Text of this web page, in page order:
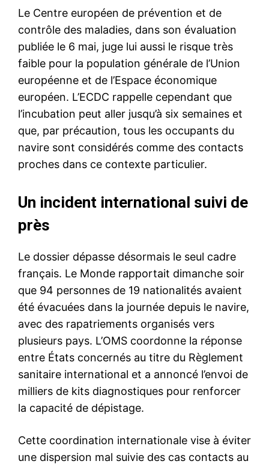
Le Centre européen de prévention et de
contrôle des maladies, dans son évaluation
publiée le 6 mai, juge lui aussi le risque très
faible pour la population générale de l’Union
européenne et de l’Espace économique
européen. L’ECDC rappelle cependant que
l’incubation peut aller jusqu’à six semaines et
que, par précaution, tous les occupants du
navire sont considérés comme des contacts
proches dans ce contexte particulier.
Un incident international suivi de
près
Le dossier dépasse désormais le seul cadre
français. Le Monde rapportait dimanche soir
que 94 personnes de 19 nationalités avaient
été évacuées dans la journée depuis le navire,
avec des rapatriements organisés vers
plusieurs pays. L’OMS coordonne la réponse
entre États concernés au titre du Règlement
sanitaire international et a annoncé l’envoi de
milliers de kits diagnostiques pour renforcer
la capacité de dépistage.
Cette coordination internationale vise à éviter
une dispersion mal suivie des cas contacts au